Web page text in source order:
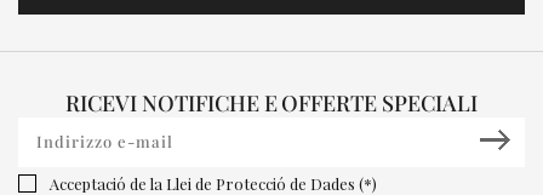
RICEVI NOTIFICHE E OFFERTE SPECIALI
Acceptació de la Llei de Protecció de Dades (*)